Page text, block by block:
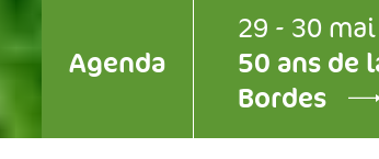
Agenda
29 - 30
50 ans de
Bordes